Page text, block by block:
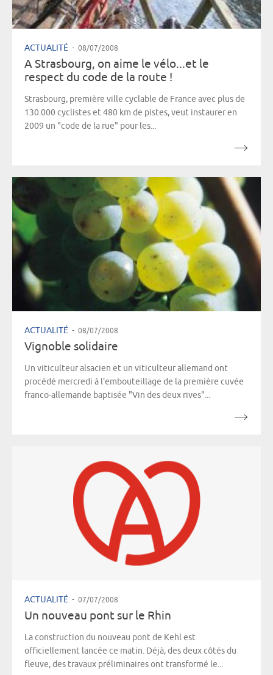
ACTUALITÉ - 08/07/2008
A Strasbourg, on aime le vélo...et le
respect du code de la route !
Strasbourg, première ville cyclable de France avec plus de
130.000 cyclistes et 480 km de pistes, veut instaurer en
2009 un "code de la rue" pour les...
ACTUALITÉ - 08/07/2008
Vignoble solidaire
Un viticulteur alsacien et un viticulteur allemand ont
procédé mercredi à l'embouteillage de la première cuvée
franco-allemande baptisée "Vin des deux rives"...
ACTUALITÉ - 07/07/2008
Un nouveau pont sur le Rhin
La construction du nouveau pont de Kehl est
officiellement lancée ce matin. Déjà, des deux côtés du
fleuve, des travaux préliminaires ont transformé le...